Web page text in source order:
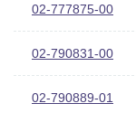
02-777875-00
02-790831-00
02-790889-01